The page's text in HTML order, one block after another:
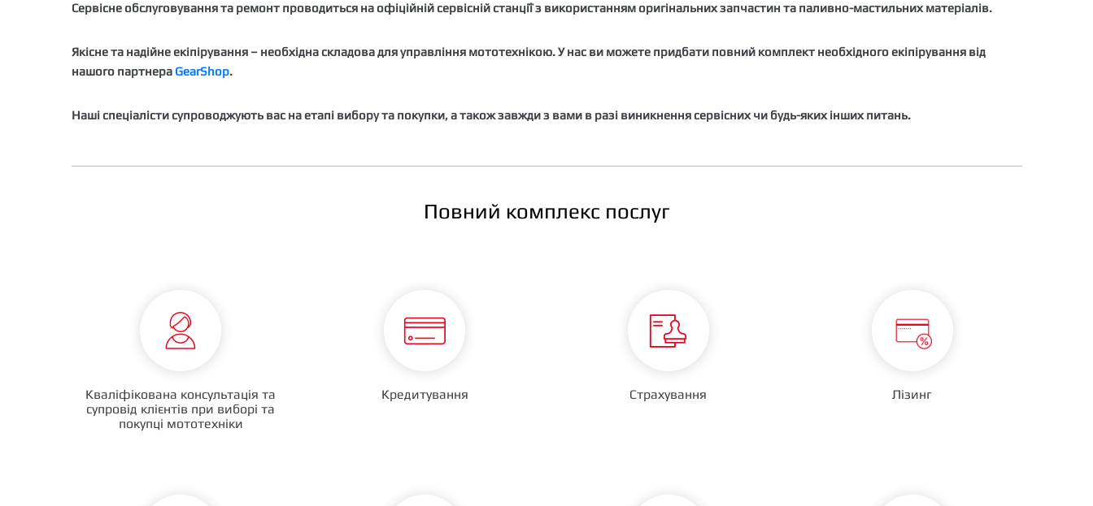
Сервісне обслуговування та ремонт проводиться на офіційній сервісній станції з використанням оригінальних запчастин та паливно-мастильних матеріалів.
Якісне та надійне екіпірування – необхідна складова для управління мототехнікою. У нас ви можете придбати повний комплект необхідного екіпірування від
нашого партнера GearShop.
Наші спеціалісти супроводжують вас на етапі вибору та покупки, а також завжди з вами в разі виникнення сервісних чи будь-яких інших питань.
Повний комплекс послуг
Кваліфікована консультація та
супровід клієнтів при виборі та
покупці мототехніки
Кредитування Страхування Лізинг